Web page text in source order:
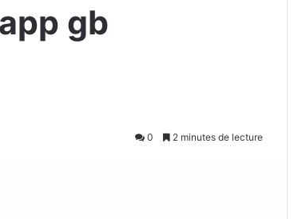
gb
0 2 minutes de lecture